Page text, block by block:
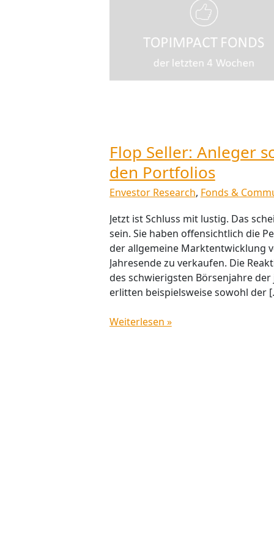
Flop Seller: Anleger
den Portfolios
Envestor Research, Fonds &
Jetzt ist Schluss mit lustig. Das
sein. Sie haben offensichtlich die
der allgemeine Marktentwicklung
Jahresende zu verkaufen. Die
des schwierigsten Börsenjahre
erlitten beispielsweise sowohl der
Weiterlesen »